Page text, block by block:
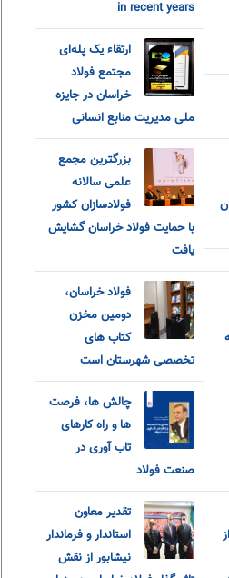
in recent years
ارتقاء یک پله‌ای
مجتمع فولاد
خراسان در جایزه
ملی مدیریت منابع انسانی
بزرگترین مجمع
علمی سالانه
فولادسازان کشور
با حمایت فولاد خراسان گشایش
یافت
فولاد خراسان،
دومین مخزن
کتاب های
تخصصی شهرستان است
چالش ها، فرصت
ها و راه کارهای
تاب آوری در
صنعت فولاد
تقدیر معاون
استاندار و فرماندار
نیشابور از نقش